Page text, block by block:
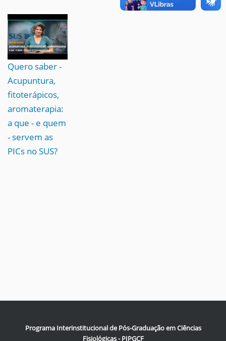
Quero saber -
Acupuntura,
fitoterápicos,
aromaterapia:
a que - e quem
- servem as
PICs no SUS?
Programa Interinstitucional de Pós-Graduação em Ciências
Fisiológicas - PIPGCF